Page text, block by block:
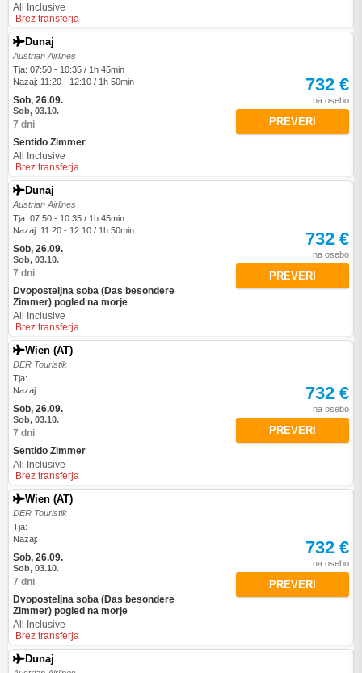
All Inclusive
Brez transferja
Dunaj
Austrian Airlines
Tja: 07:50 - 10:35 / 1h 45min
Nazaj: 11:20 - 12:10 / 1h 50min
Sob, 26.09.
Sob, 03.10.
7 dni
Sentido Zimmer
All Inclusive
Brez transferja
732 €
na osebo
PREVERI
Dunaj
Austrian Airlines
Tja: 07:50 - 10:35 / 1h 45min
Nazaj: 11:20 - 12:10 / 1h 50min
Sob, 26.09.
Sob, 03.10.
7 dni
Dvoposteljna soba (Das besondere
Zimmer) pogled na morje
All Inclusive
Brez transferja
732 €
na osebo
PREVERI
Wien (AT)
DER Touristik
Tja:
Nazaj:
Sob, 26.09.
Sob, 03.10.
7 dni
Sentido Zimmer
All Inclusive
Brez transferja
732 €
na osebo
PREVERI
Wien (AT)
DER Touristik
Tja:
Nazaj:
Sob, 26.09.
Sob, 03.10.
7 dni
Dvoposteljna soba (Das besondere
Zimmer) pogled na morje
All Inclusive
Brez transferja
732 €
na osebo
PREVERI
Dunaj